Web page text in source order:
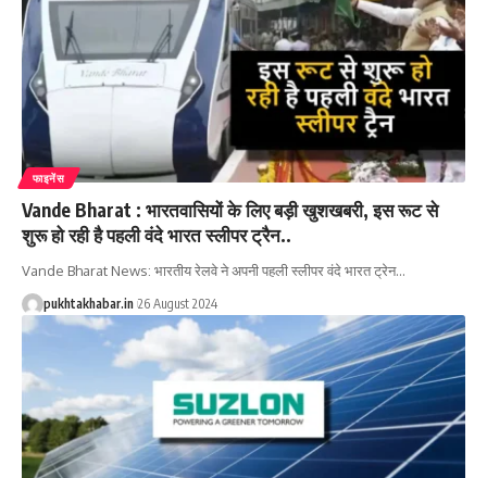
फाइनेंस
Vande Bharat : भारतवासियों के लिए बड़ी खुशखबरी, इस रूट से
शुरू हो रही है पहली वंदे भारत स्लीपर ट्रैन..
Vande Bharat News: भारतीय रेलवे ने अपनी पहली स्लीपर वंदे भारत ट्रेन…
pukhtakhabar.in 26 August 2024